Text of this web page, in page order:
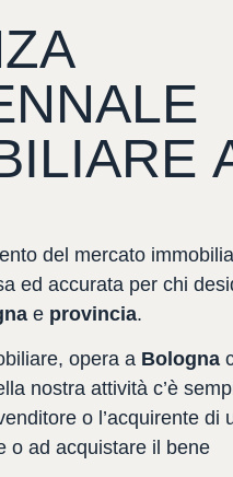
del mercato
ed accurata per chi
e provincia.
opera a Bologna
nostra attività c’è
o l’acquirente di
o ad acquistare il bene